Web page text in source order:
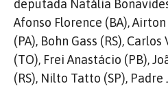
deputada Natália
Afonso Florence (BA),
(PA), Bohn Gass (RS),
(TO), Frei Anastácio (PB),
(RS), Nilto Tatto (SP), Padre